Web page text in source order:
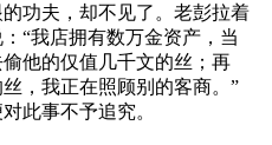
功夫，却不见了。老彭拉着
“我店拥有数万金资产，当
他的仅值几千文的丝；再
，我正在照顾别的客商。”
此事不予追究。